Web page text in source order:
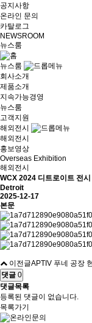
공지사항
온라인 문의
카탈로그
NEWSROOM
뉴스룸
뉴스룸
회사소개
제품소개
지속가능경영
뉴스룸
고객지원
해외전시
해외전시
홍보영상
Overseas Exhibition
해외전시
WCX 2024 디트로이트 전
Detroit
2025-12-17
본문
이전글APTIV 푸네 공장
댓글 0
댓글목록
등록된 댓글이 없습니다.
목록가기